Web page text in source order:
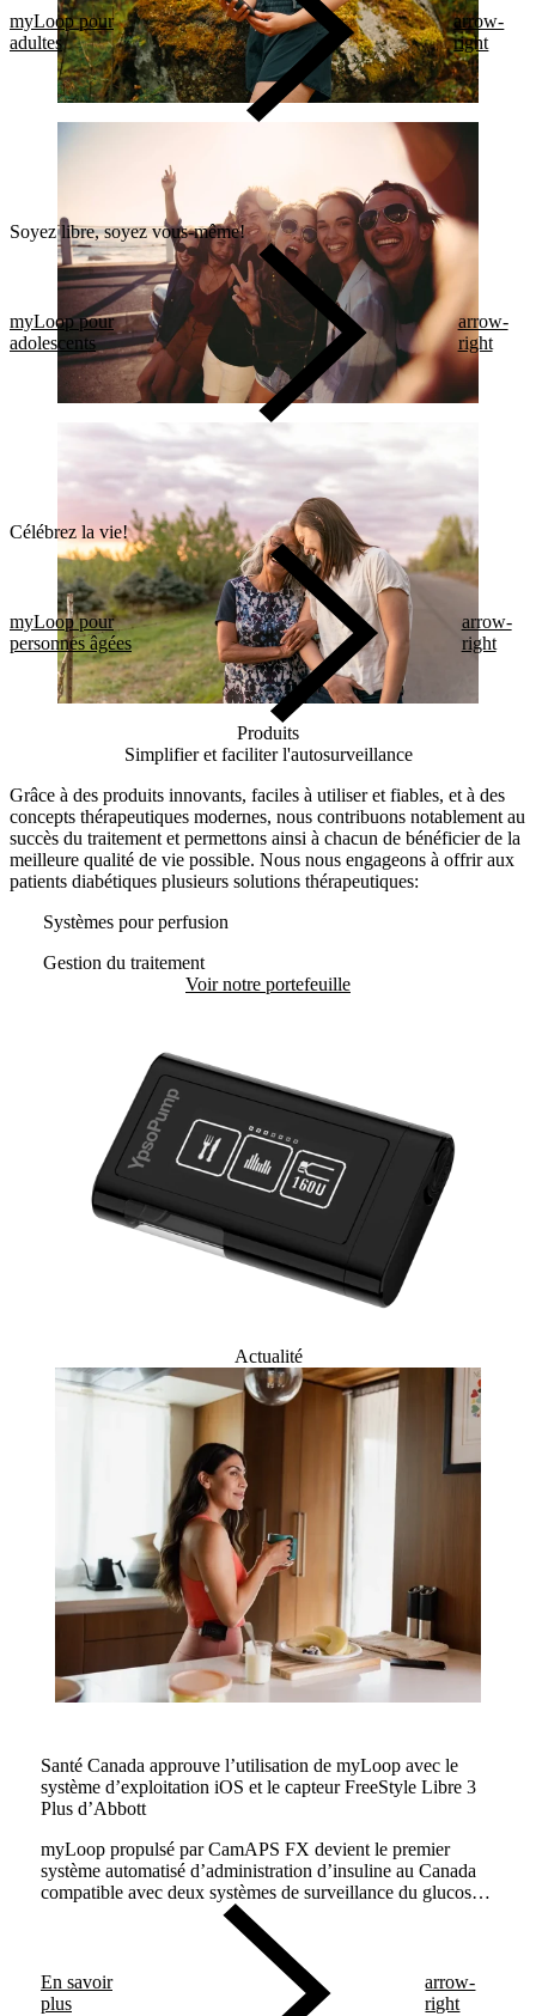
myLoop pour
adultes
arrow-
right
Soyez libre, soyez vous-même!
myLoop pour
adolescents
arrow-
right
Célébrez la vie!
myLoop pour
personnes âgées
arrow-
right
Produits
Simplifier et faciliter l'autosurveillance
Grâce à des produits innovants, faciles à utiliser et fiables, et à des
concepts thérapeutiques modernes, nous contribuons notablement au
succès du traitement et permettons ainsi à chacun de bénéficier de la
meilleure qualité de vie possible. Nous nous engageons à offrir aux
patients diabétiques plusieurs solutions thérapeutiques:
Systèmes pour perfusion
Gestion du traitement
Voir notre portefeuille
Actualité
Santé Canada approuve l’utilisation de myLoop avec le
système d’exploitation iOS et le capteur FreeStyle Libre 3
Plus d’Abbott
myLoop propulsé par CamAPS FX devient le premier
système automatisé d’administration d’insuline au Canada
compatible avec deux systèmes de surveillance du glucose
pour les personnes vivant avec le diabète de type 1.
En savoir
plus
arrow-
right